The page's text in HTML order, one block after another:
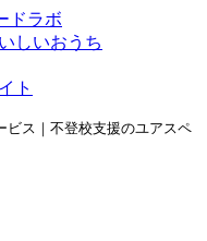
ビス｜不登校支援のユアスペ